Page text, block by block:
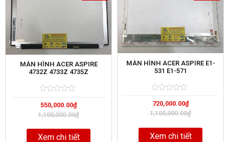
MÀN HÌNH ACER ASPIRE
4732Z 4733Z 4735Z
0
out
of
1,100,000.00₫
550,000.00₫
Xem chi tiết
MÀN HÌNH ACER ASPIRE E1-
531 E1-571
0
out
of
1,100,000.00₫
720,000.00₫
Xem chi tiết